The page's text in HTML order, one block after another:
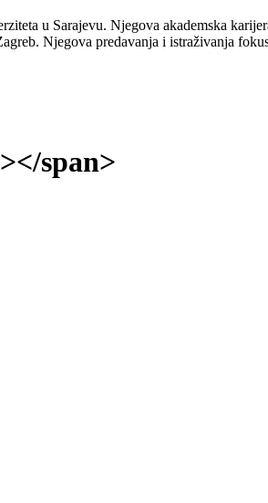
u Sarajevu. Njegova akademska
Njegova predavanja i istraživanja
span>